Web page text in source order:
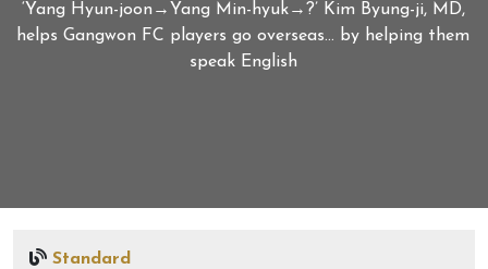
‘Yang Hyun-joon→Yang Min-hyuk→?’ Kim Byung-ji, MD,
helps Gangwon FC players go overseas… by helping them
speak English
Standard